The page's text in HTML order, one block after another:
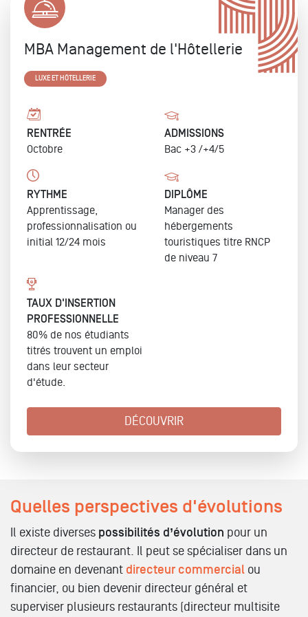
MBA Management de l'Hôtellerie
LUXE ET HÔTELLERIE
RENTRÉE
Octobre
ADMISSIONS
Bac +3 /+4/5
RYTHME
Apprentissage,
professionnalisation ou
initial 12/24 mois
DIPLÔME
Manager des
hébergements
touristiques titre RNCP
de niveau 7
TAUX D'INSERTION
PROFESSIONNELLE
80% de nos étudiants
titrés trouvent un emploi
dans leur secteur
d'étude.
DÉCOUVRIR
Quelles perspectives d'évolutions
Il existe diverses possibilités d’évolution pour un
directeur de restaurant. Il peut se spécialiser dans un
domaine en devenant directeur commercial ou
financier, ou bien devenir directeur général et
superviser plusieurs restaurants (directeur multisite